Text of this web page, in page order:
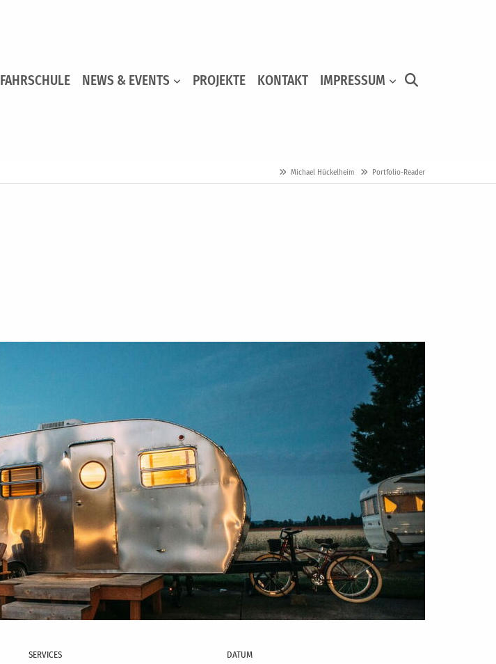
FAHRSCHULE NEWS & EVENTS PROJEKTE KONTAKT IMPRESSUM
Michael Hückelheim Portfolio-Reader
SERVICES DATUM